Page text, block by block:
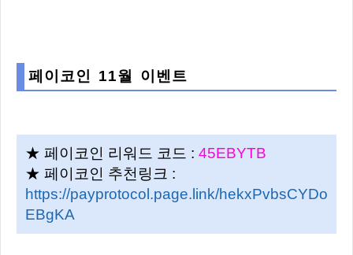
페이코인 11월 이벤트
★ 페이코인 리워드 코드 : 45EBYTB
★ 페이코인 추천링크 :
https://payprotocol.page.link/hekxPvbsCYDo
EBgKA